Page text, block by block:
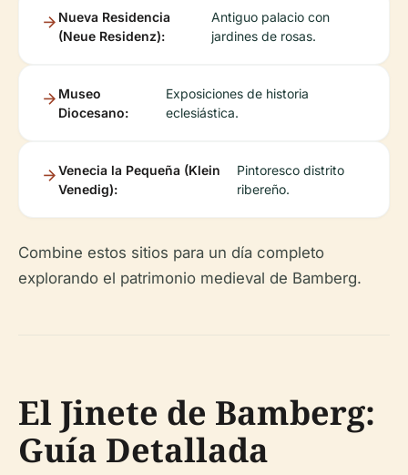
Nueva Residencia
(Neue Residenz):
Antiguo palacio con
jardines de rosas.
Museo
Diocesano:
Exposiciones de historia
eclesiástica.
Venecia la Pequeña (Klein
Venedig):
Pintoresco distrito
ribereño.
Combine estos sitios para un día completo
explorando el patrimonio medieval de Bamberg.
El Jinete de Bamberg:
Guía Detallada